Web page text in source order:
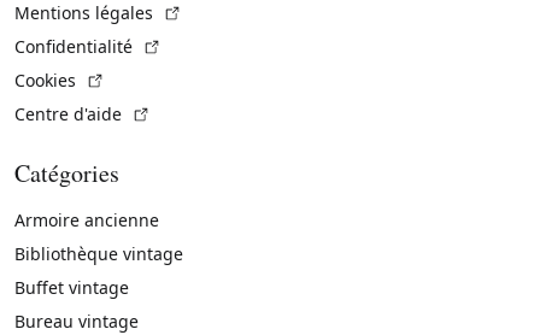
Mentions légales
Confidentialité
Cookies
Centre d'aide
Catégories
Armoire ancienne
Bibliothèque vintage
Buffet vintage
Bureau vintage